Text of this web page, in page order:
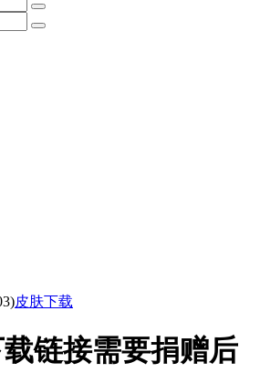
皮肤下载
链接需要捐赠后